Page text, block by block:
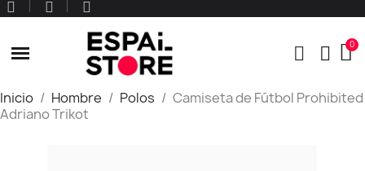
Inicio Hombre Polos
Camiseta de Fútbol Prohibited
Adriano Trikot